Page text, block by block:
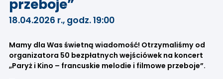
przeboje”
18.04.2026 r., godz. 19:00
Mamy dla Was świetną wiadomość! Otrzymaliśmy od
organizatora 50 bezpłatnych wejściówek na koncert
„Paryż i Kino – francuskie melodie i filmowe przeboje”.